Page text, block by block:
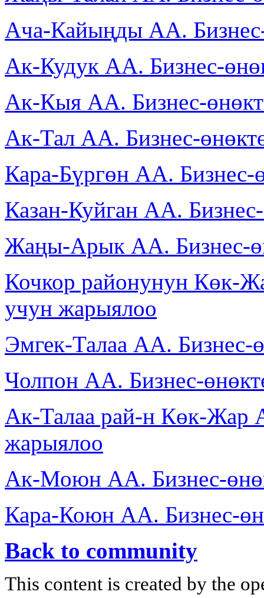
Ача-Кайыңды АА.
Ак-Кудук АА. Бизнес-
Ак-Кыя АА. Бизнес-
Ак-Тал АА. Бизнес-
Кара-Бүргөн АА.
Казан-Куйган АА.
Жаңы-Арык АА. Бизнес-
Кочкор районунун Көк-
учун жарыялоо
Эмгек-Талаа АА.
Чолпон АА. Бизнес-
Ак-Талаа рай-н Көк-Жар
жарыялоо
Ак-Моюн АА. Бизнес-
Кара-Коюн АА. Бизнес-
Back to community
This content is created by the